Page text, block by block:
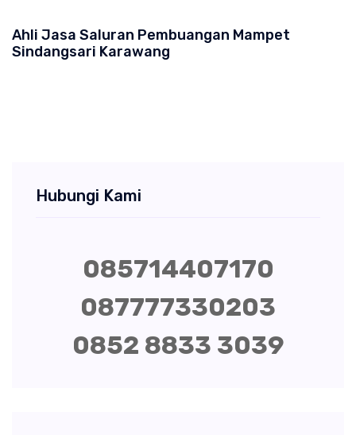
Ahli Jasa Saluran Pembuangan Mampet
Sindangsari Karawang
Hubungi Kami
085714407170
087777330203
0852 8833 3039